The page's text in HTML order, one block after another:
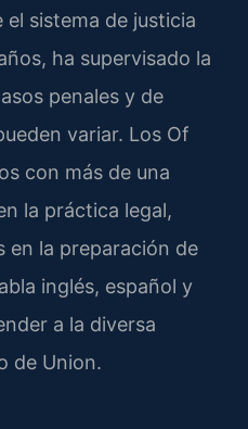
sistema de justicia
ha supervisado la
penales y de
variar. Los Of
con más de una
la práctica legal,
en la preparación de
inglés, español y
a la diversa
de Union.